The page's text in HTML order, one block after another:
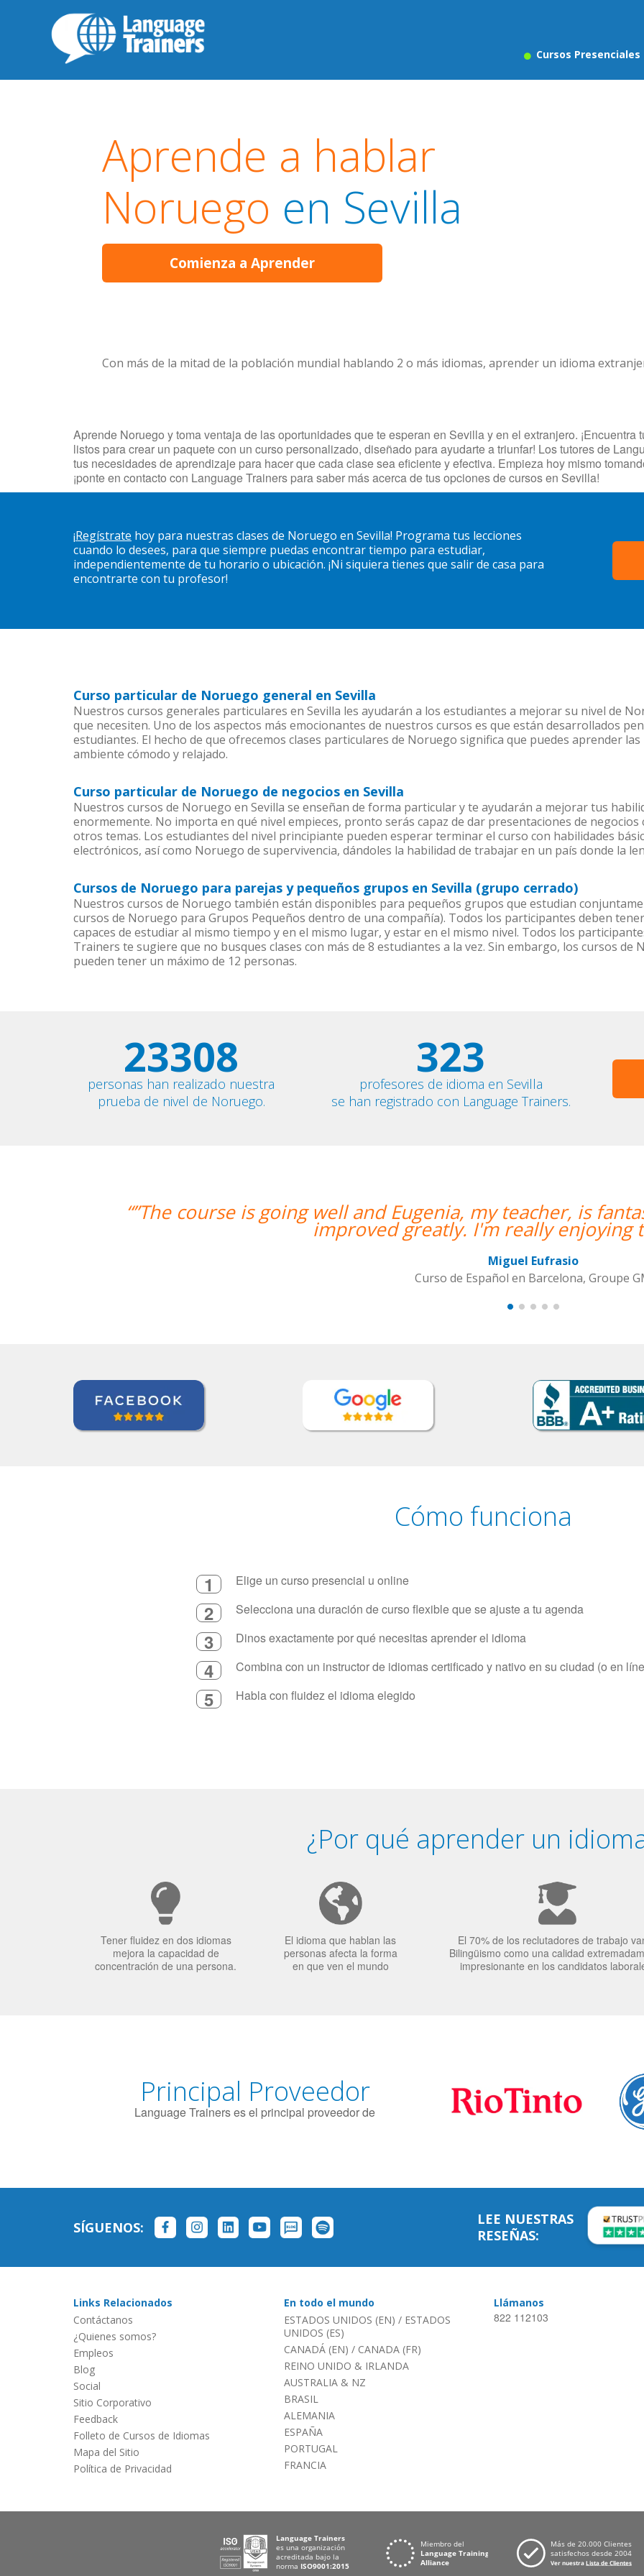
Cursos Presenciales
Aprende a hablar
Noruego en Sevilla
Comienza a Aprender
Con más de la mitad de la población mundial hablando 2 o más idiomas, aprender un idioma
Aprende Noruego y toma ventaja de las oportunidades que te esperan en Sevilla y en el extranjero.
listos para crear un paquete con un curso personalizado, diseñado para ayudarte a triunfar! Los tutores de
tus necesidades de aprendizaje para hacer que cada clase sea eficiente y efectiva. Empieza hoy mismo
¡ponte en contacto con Language Trainers para saber más acerca de tus opciones de cursos en Sevilla!
¡Regístrate hoy para nuestras clases de Noruego en Sevilla! Programa tus lecciones
cuando lo desees, para que siempre puedas encontrar tiempo para estudiar,
independientemente de tu horario o ubicación. ¡Ni siquiera tienes que salir de casa para
encontrarte con tu profesor!
Curso particular de Noruego general en Sevilla
Nuestros cursos generales particulares en Sevilla les ayudarán a los estudiantes a mejorar su nivel de
que necesiten. Uno de los aspectos más emocionantes de nuestros cursos es que están desarrollados
estudiantes. El hecho de que ofrecemos clases particulares de Noruego significa que puedes aprender
ambiente cómodo y relajado.
Curso particular de Noruego de negocios en Sevilla
Nuestros cursos de Noruego en Sevilla se enseñan de forma particular y te ayudarán a mejorar tus
enormemente. No importa en qué nivel empieces, pronto serás capaz de dar presentaciones de
otros temas. Los estudiantes del nivel principiante pueden esperar terminar el curso con habilidades
electrónicos, así como Noruego de supervivencia, dándoles la habilidad de trabajar en un país donde la
Cursos de Noruego para parejas y pequeños grupos en Sevilla (grupo cerrado)
Nuestros cursos de Noruego también están disponibles para pequeños grupos que estudian
cursos de Noruego para Grupos Pequeños dentro de una compañía). Todos los participantes deben
capaces de estudiar al mismo tiempo y en el mismo lugar, y estar en el mismo nivel. Todos los
Trainers te sugiere que no busques clases con más de 8 estudiantes a la vez. Sin embargo, los cursos
pueden tener un máximo de 12 personas.
23308
personas han realizado nuestra
prueba de nivel de Noruego.
323
profesores de idioma en Sevilla
se han registrado con Language Trainers.
is going well and Eugenia, my teacher, is fantastic. My
improved greatly. I'm really enjoying the lessons!””
Curso de Español en Barcelona, Groupe GM
Cómo funciona
1 Elige un curso presencial u online
2 Selecciona una duración de curso flexible que se ajuste a tu agenda
3 Dinos exactamente por qué necesitas aprender el idioma
4 Combina con un instructor de idiomas certificado y nativo en su ciudad (o en
5 Habla con fluidez el idioma elegido
¿Por qué aprender un
Tener fluidez en dos idiomas
mejora la capacidad de
concentración de una persona.
El idioma que hablan las
personas afecta la forma
en que ven el mundo
El 70% de los reclutadores de trabajo
Bilingüismo como una calidad
impresionante en los candidatos
Principal Proveedor
Language Trainers es el principal proveedor de
SÍGUENOS:
LEE NUESTRAS
RESEÑAS:
Links Relacionados
Contáctanos
¿Quienes somos?
Empleos
Blog
Social
Sitio Corporativo
Feedback
Folleto de Cursos de Idiomas
Mapa del Sitio
Política de Privacidad
En todo el mundo
ESTADOS UNIDOS (EN) / ESTADOS
UNIDOS (ES)
CANADÁ (EN) / CANADA (FR)
REINO UNIDO & IRLANDA
AUSTRALIA & NZ
BRASIL
ALEMANIA
ESPAÑA
PORTUGAL
FRANCIA
Llámanos
822 112103